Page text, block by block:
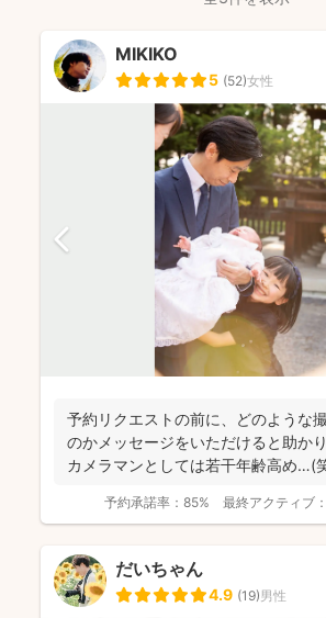
MIKIKO
5 (52)女性
予約リクエストの前に、どのような
のかメッセージをいただけると助か
カメラマンとしては若干年齢高め…(
予約承諾率： 85% 最終アクティブ：
だいちゃん
4.9 (19)男性